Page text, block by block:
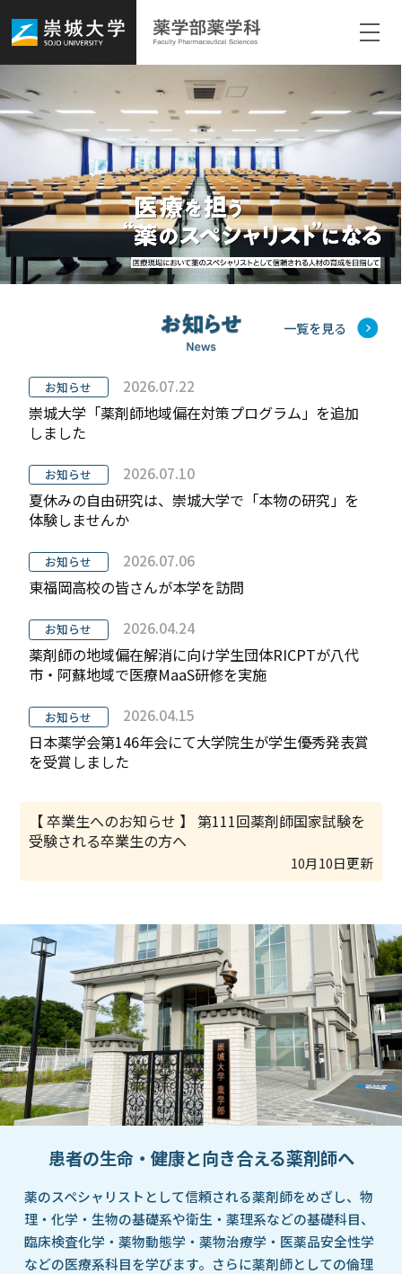
一覧を見る
お知らせ 2026.07.22
崇城大学「薬剤師地域偏在対策プログラム」を追加
しました
お知らせ 2026.07.10
夏休みの自由研究は、崇城大学で「本物の研究」を
体験しませんか
お知らせ 2026.07.06
東福岡高校の皆さんが本学を訪問
お知らせ 2026.04.24
薬剤師の地域偏在解消に向け学生団体RICPTが八代
市・阿蘇地域で医療MaaS研修を実施
お知らせ 2026.04.15
日本薬学会第146年会にて大学院生が学生優秀発表賞
を受賞しました
卒業生へのお知らせ
第111回薬剤師国家試験を
受験される卒業生の方へ
10月10日更新
患者の生命・健康と向き合える薬剤師へ
薬のスペシャリストとして信頼される薬剤師をめざし、物
理・化学・生物の基礎系や衛生・薬理系などの基礎科目、
臨床検査化学・薬物動態学・薬物治療学・医薬品安全性学
などの医療系科目を学びます。さらに薬剤師としての倫理
ホーム
学科紹介
自己点検・評価
教育
キャリア
活動
お知らせ
入試情報
English